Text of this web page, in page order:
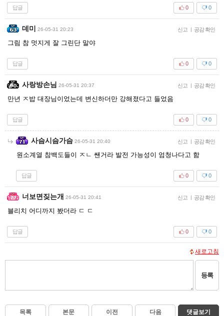
답글 0
0
데미 26-05-31 20:23 신고 | 공감 확인
그림 참 멋지게 잘 그린단 말야
답글 0
0
사랑방손님 26-05-31 20:37 신고 | 공감 확인
만년 ㅈ밥 대장님이었는데 변신하더만 강해졌다고 들었음
답글 0
0
사슴시슴가슴 26-05-31 20:40 신고 | 공감 확인
원소계열 참백도들이 ㅈㄴ 쌘거라 발전 가능성이 엄청나다고 함
답글 0
0
너보면짖는개 26-05-31 20:41 신고 | 공감 확인
블리치 어디까지 봤더라 ㄷ ㄷ
답글 0
0
새로고침
등록
목록 본문 이전 다음 댓글보기